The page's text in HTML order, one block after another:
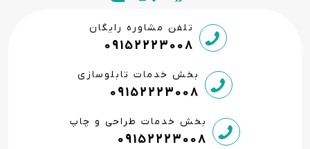
تلفن مشاوره رایگان
09152223008
بخش خدمات تابلوسازی
09152223008
بخش خدمات طراحی و چاپ
09152223008